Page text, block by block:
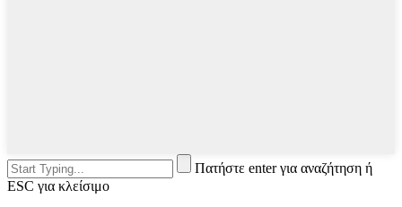
Πατήστε enter για αναζήτηση ή
ESC για κλείσιμο